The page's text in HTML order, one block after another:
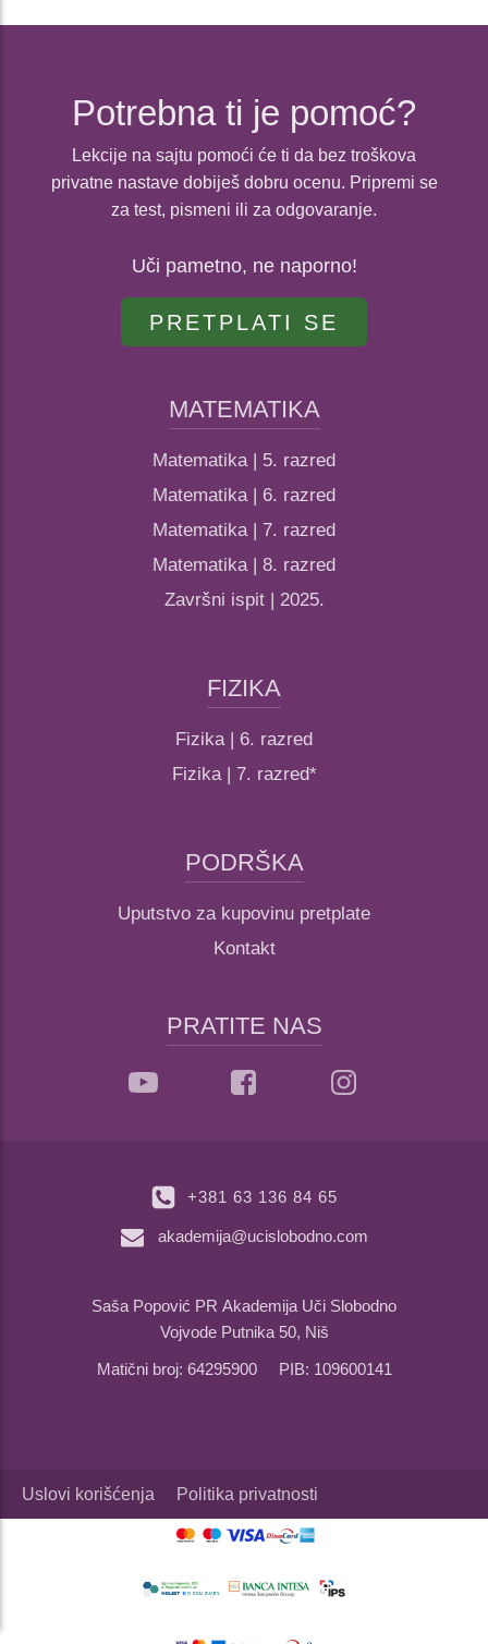
Potrebna ti je pomoć?
Lekcije na sajtu pomoći će ti da bez troškova
privatne nastave dobiješ dobru ocenu. Pripremi se
za test, pismeni ili za odgovaranje.
Uči pametno, ne naporno!
PRETPLATI SE
MATEMATIKA
Matematika | 5. razred
Matematika | 6. razred
Matematika | 7. razred
Matematika | 8. razred
Završni ispit | 2025.
FIZIKA
Fizika | 6. razred
Fizika | 7. razred*
PODRŠKA
Uputstvo za kupovinu pretplate
Kontakt
PRATITE NAS
+381 63 136 84 65
akademija@ucislobodno.com
Saša Popović PR Akademija Uči Slobodno
Vojvode Putnika 50, Niš
Matični broj: 64295900 PIB: 109600141
Uslovi korišćenja Politika privatnosti